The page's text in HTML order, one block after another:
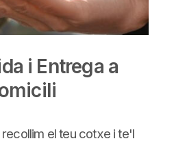
i Entrega a
el teu cotxe i te'l